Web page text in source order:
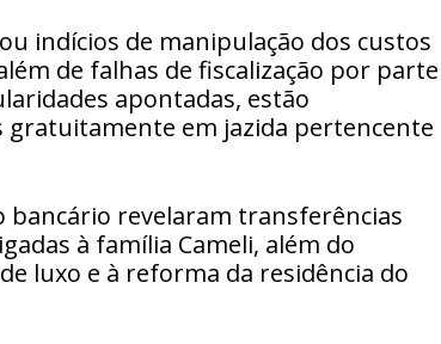
indícios de manipulação dos custos
de falhas de fiscalização por parte
apontadas, estão
em jazida pertencente
bancário revelaram transferências
à família Cameli, além do
luxo e à reforma da residência do